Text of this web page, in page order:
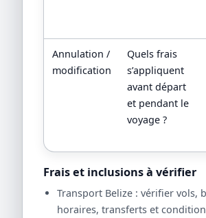
Annulation /
modification
Quels frais
s’appliquent
avant départ
et pendant le
voyage ?
Frais et inclusions à vérifier
Transport Belize : vérifier vols,
horaires, transferts et